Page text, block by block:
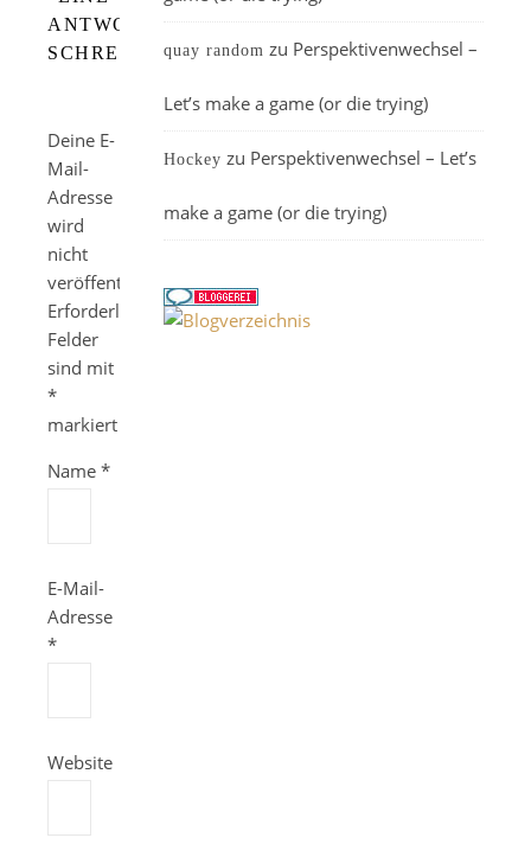
ANTWORT
SCHREIBEN
Deine E-
Mail-
Adresse
wird
nicht
veröffentlicht.
Erforderliche
Felder
sind mit
*
markiert
Name *
E-Mail-
Adresse
*
Website
quay random zu Perspektivenwechsel –
Let’s make a game (or die trying)
Hockey zu Perspektivenwechsel – Let’s
make a game (or die trying)